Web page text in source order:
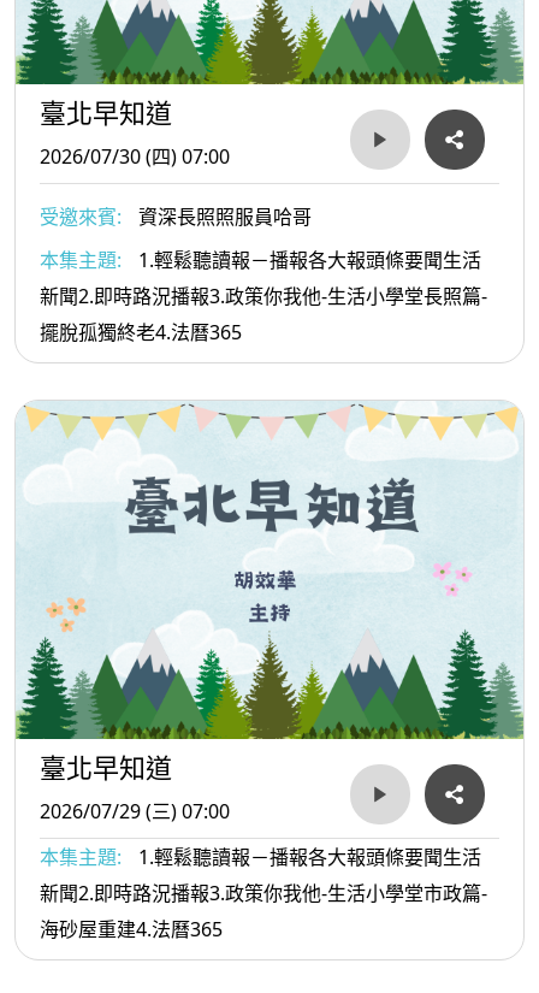
臺北早知道
2026/07/30 (四) 07:00
受邀來賓:
資深長照照服員哈哥
本集主題:
1.輕鬆聽讀報－播報各大報頭條要聞生活
新聞2.即時路況播報3.政策你我他-生活小學堂長照篇-
擺脫孤獨終老4.法曆365
臺北早知道
2026/07/29 (三) 07:00
本集主題:
1.輕鬆聽讀報－播報各大報頭條要聞生活
新聞2.即時路況播報3.政策你我他-生活小學堂市政篇-
海砂屋重建4.法曆365